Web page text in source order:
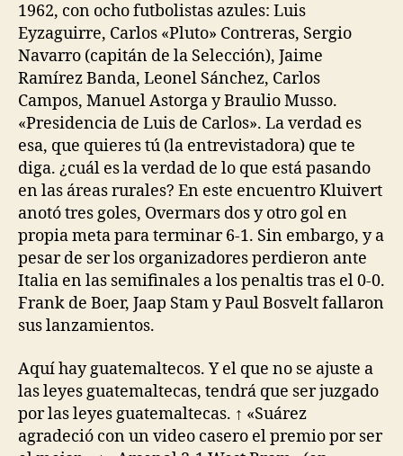
1962, con ocho futbolistas azules: Luis
Eyzaguirre, Carlos «Pluto» Contreras, Sergio
Navarro (capitán de la Selección), Jaime
Ramírez Banda, Leonel Sánchez, Carlos
Campos, Manuel Astorga y Braulio Musso.
«Presidencia de Luis de Carlos». La verdad es
esa, que quieres tú (la entrevistadora) que te
diga. ¿cuál es la verdad de lo que está pasando
en las áreas rurales? En este encuentro Kluivert
anotó tres goles, Overmars dos y otro gol en
propia meta para terminar 6-1. Sin embargo, y a
pesar de ser los organizadores perdieron ante
Italia en las semifinales a los penaltis tras el 0-0.
Frank de Boer, Jaap Stam y Paul Bosvelt fallaron
sus lanzamientos.
Aquí hay guatemaltecos. Y el que no se ajuste a
las leyes guatemaltecas, tendrá que ser juzgado
por las leyes guatemaltecas. ↑ «Suárez
agradeció con un video casero el premio por ser